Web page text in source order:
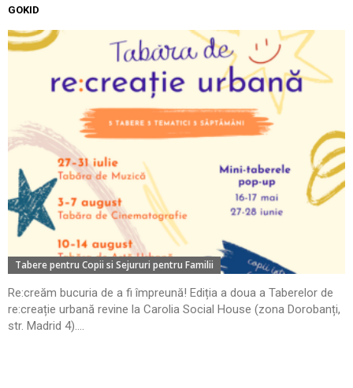
GOKID
Tabere pentru Copii si Sejururi pentru Familii
Re:creăm bucuria de a fi împreună! Ediția a doua a Taberelor de
re:creație urbană revine la Carolia Social House (zona Dorobanți,
str. Madrid 4)....